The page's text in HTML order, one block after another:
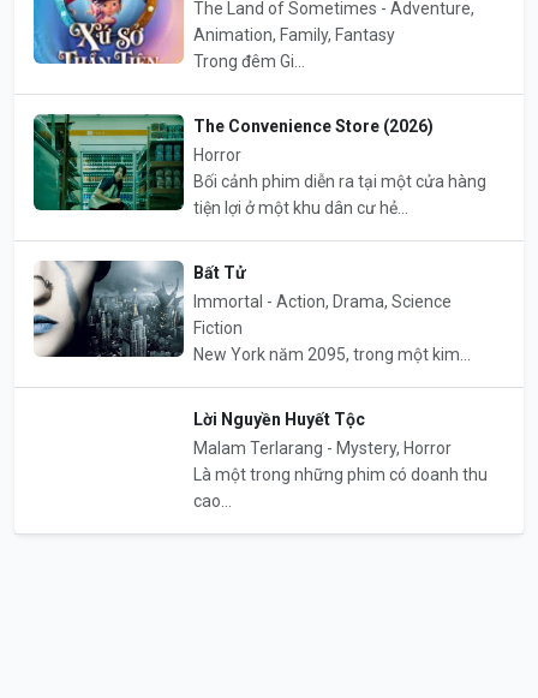
The Land of Sometimes - Adventure,
Animation, Family, Fantasy
Trong đêm Gi...
The Convenience Store (2026)
Horror
Bối cảnh phim diễn ra tại một cửa hàng
tiện lợi ở một khu dân cư hẻ...
Bất Tử
Immortal - Action, Drama, Science
Fiction
New York năm 2095, trong một kim...
Lời Nguyền Huyết Tộc
Malam Terlarang - Mystery, Horror
Là một trong những phim có doanh thu
cao...